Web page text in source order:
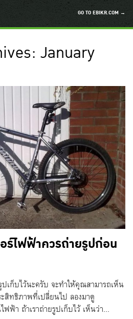
GO TO EBIKR.COM →
January
ร์ไฟฟ้าควรถ่ายรูปก่อน
เก็บไว้นะครับ จะทำให้คุณสามารถเห็น
สิทธิภาพที่เปลี่ยนไป ลองมาดู
ฟ้า ถ้าเราถ่ายรูปเก็บไว้ เห็นว่า...